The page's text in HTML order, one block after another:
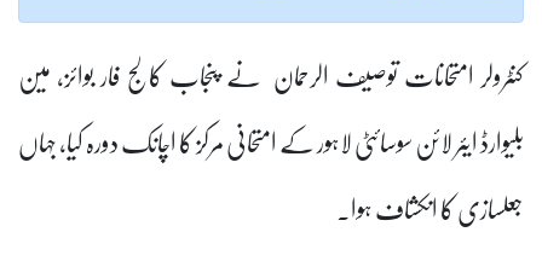
کنٹرولر امتحانات توصیف الرحمان نے پنجاب کالج فار بوائز، مین
بلیوارڈ ایئر لائن سوسائٹی لاہور کے امتحانی مرکز کا اچانک دورہ کیا، جہاں
جعلسازی کا انکشاف ہوا۔